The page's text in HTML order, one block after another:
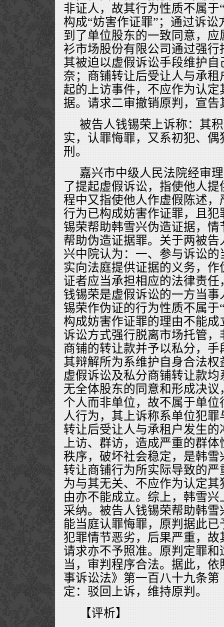
非证人，故其行为性质不属于
构成“妨害作证罪”；通过诉
到了单位股东的一致同意，
衫市场股份有限公司通过强
其被迫以虚假诉讼手段维护
奈；商铺转让后受让人与承
起的上访事件，不应作为认
据。请求二审撤销原判，宣告
被告人钱锡荣上诉称：其
实，认罪悔罪，又系初犯、
刑。
嘉兴市中级人民法院经审
了提起虚假诉讼，指使他人
程中又指使他人作虚假陈述
行为已构成妨害作证罪，且
锡荣帮助韩雪兴伪造证据，
帮助伪造证据罪。关于两被
兴中院认为：一、参与诉讼
实向法庭提供证据的义务，
证者应当承担相应的法律责
钱锡荣是虚假诉讼的一方当
锡荣作伪证的行为性质不属于
构成妨害作证罪的理由不能
诉讼方式强行脱离市场托管
商铺的转让款并予以私分，
其辩解所为系维护自身合法
虚假诉讼及私分商铺转让款
无全体股东的同意和形成决
个人而非单位，故不属于单
人行为，其上诉称系单位犯
转让后受让人与承租户发生
上访、群访，造成严重的群
秩序，破坏社会稳定，是韩
转让商铺行为所实际导致的
为与其无关、不应作为认定
由亦不能成立。综上，韩雪
采纳。被告人钱锡荣帮助韩
能当庭认罪悔罪，原判据此
犯罪情节恶劣，后果严重，
请求亦不予照准。原判定罪
当，审判程序合法。据此，
事诉讼法》第一百八十九条
定：驳回上诉，维持原判。
【评析】